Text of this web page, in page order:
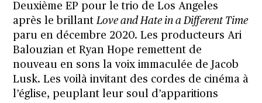
Deuxième EP pour le trio de Los Angeles
après le brillantLove and Hate in a Different Time
paru en décembre 2020. Les producteurs Ari
Balouzian et Ryan Hope remettent de
nouveau en sons la voix immaculée de Jacob
Lusk. Les voilà invitant des cordes de cinéma à
l’église, peuplant leur soul d’apparitions